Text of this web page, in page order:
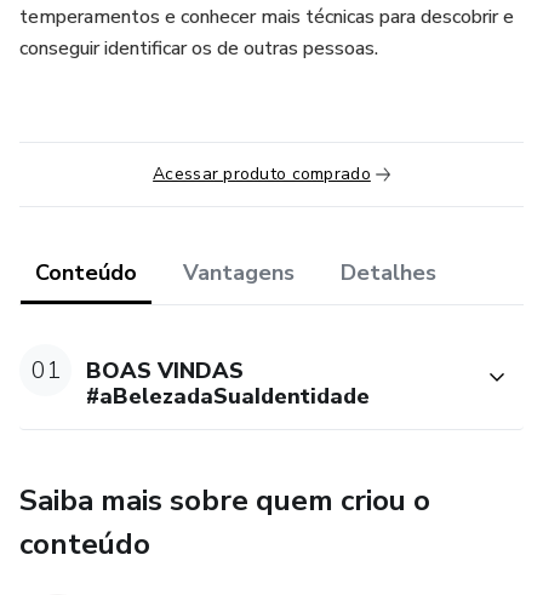
temperamentos e conhecer mais técnicas para descobrir e
conseguir identificar os de outras pessoas.
Acessar produto comprado
Conteúdo Vantagens Detalhes
01
BOAS VINDAS
#aBelezadaSuaIdentidade
Saiba mais sobre quem criou o
conteúdo